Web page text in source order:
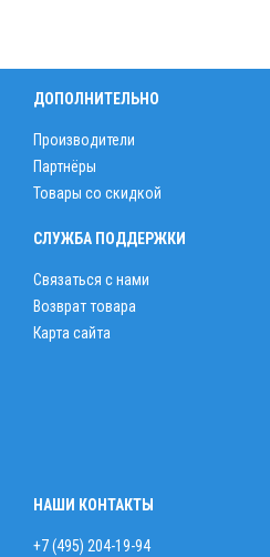
ДОПОЛНИТЕЛЬНО
Производители
Партнёры
Товары со скидкой
СЛУЖБА ПОДДЕРЖКИ
Связаться с нами
Возврат товара
Карта сайта
НАШИ КОНТАКТЫ
+7 (495) 204-19-94